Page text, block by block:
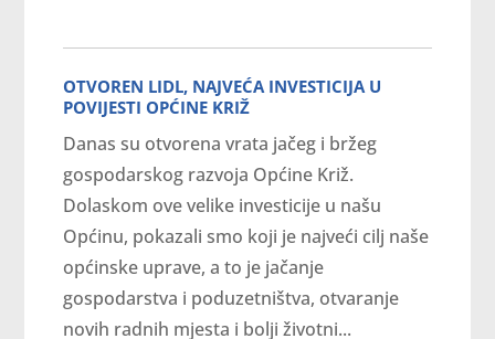
OTVOREN LIDL, NAJVEĆA INVESTICIJA U
POVIJESTI OPĆINE KRIŽ
Danas su otvorena vrata jačeg i bržeg
gospodarskog razvoja Općine Križ.
Dolaskom ove velike investicije u našu
Općinu, pokazali smo koji je najveći cilj naše
općinske uprave, a to je jačanje
gospodarstva i poduzetništva, otvaranje
novih radnih mjesta i bolji životni...